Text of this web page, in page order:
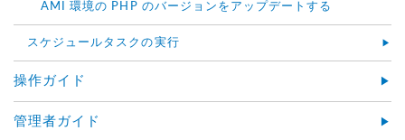
AMI 環境の PHP のバージョンをアップデートする
スケジュールタスクの実行
操作ガイド
管理者ガイド